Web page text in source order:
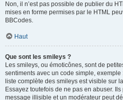
Non, il n’est pas possible de publier du
mises en forme permises par le HTML
BBCodes.
Haut
Que sont les smileys ?
Les smileys, ou émoticônes, sont de
sentiments avec un code simple,
liste complète des smileys est visible sur
Essayez toutefois de ne pas en abuser.
message illisible et un modérateur peut